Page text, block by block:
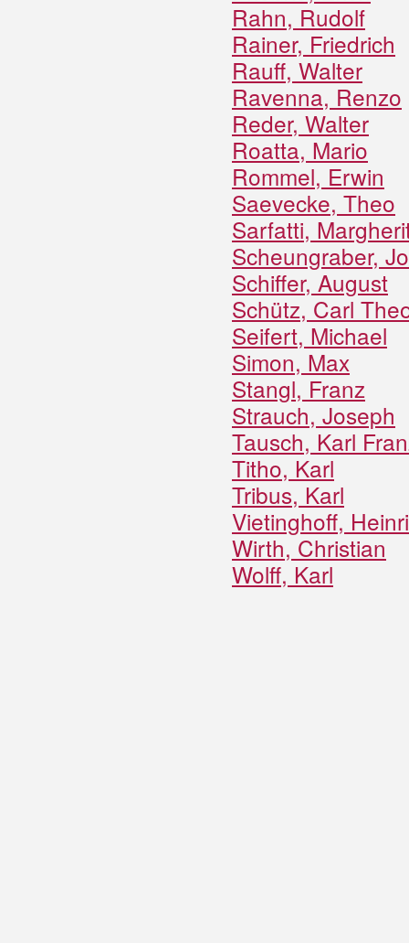
Rahn, Rudolf
Rainer, Friedrich
Rauff, Walter
Ravenna, Renzo
Reder, Walter
Roatta, Mario
Rommel, Erwin
Saevecke, Theo
Sarfatti,
Scheungraber,
Schiffer, August
Schütz, Carl
Seifert, Michael
Simon, Max
Stangl, Franz
Strauch, Joseph
Tausch, Karl
Titho, Karl
Tribus, Karl
Vietinghoff,
Wirth, Christian
Wolff, Karl